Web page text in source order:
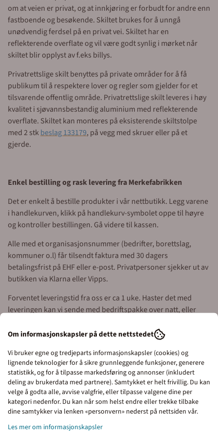
om at veien er privat, og at innkjøring er forbudt for andre enn
fastboende og besøkende. Skiltet brukes for å unngå
unødvendig ferdsel på en privat vei. Skiltet har en
reflekterende overflate og vil være godt synlig i mørket når
skiltet blir opplyst av f.eks billys.
Privatrettslige skilt benyttes på private områder for å få
publikum til å respektere lover og regler som gjelder for et
tilsvarende offentlig område. Privatrettslige skilt leveres i høy
kvalitet i sjøvannsbestandig aluminium med reflekterende
overflate. Skiltet kan monteres på eksisterende skiltstolpe
med 2 stkbeslag 133179, på vegg med skruer eller på et
gjerde.
Enkel bestilling og rask levering fra Merkefabrikken
Det er enkelt å bestille produkter i vår nettbutikk. Legg varene
i handlekurven, klikk på handlekurv-symbolet oppe til høyre
og kontroller bestillingen. Gå videre til kassen.
Alle med et organisasjonsnummer (bedrifter, borettslag,
kommuner o.l) får tilsendt faktura med 30 dagers
betalingsfrist på EHF eller e-post. Privatpersoner sjekker ut av
butikken via Klarna eller Vipps.
Forventet leveringstid fra oss er ca 1 uke. Haster det med
leveringen kan vi sende med bedriftspakke over natt, eller
Merkefabrikken holder til i Hølen i Vestby kommune (ca 5 mil
syd for Oslo). Våre åpningstider er 08.00 til 16.00 alle
virkedager.
Sentralbord:64 80 90 50
e-post:post@merkefabrikken.no
Priser inkl. eller ekskl.
mva
Om informasjonskapsler på dette nettstedet
Vi bruker egne og tredjeparts informasjonskapsler (cookies) og
lignende teknologier for å sikre grunnleggende funksjoner, generere
statistikk, og for å tilpasse markedsføring og annonser (inkludert
deling av brukerdata med partnere). Samtykket er helt frivillig. Du kan
velge å godta alle, avvise valgfrie, eller tilpasse valgene dine per
kategori nedenfor. Du kan når som helst endre eller trekke tilbake
dine samtykker via lenken «personvern» nederst på nettsiden vår.
Les mer om informasjonskapsler